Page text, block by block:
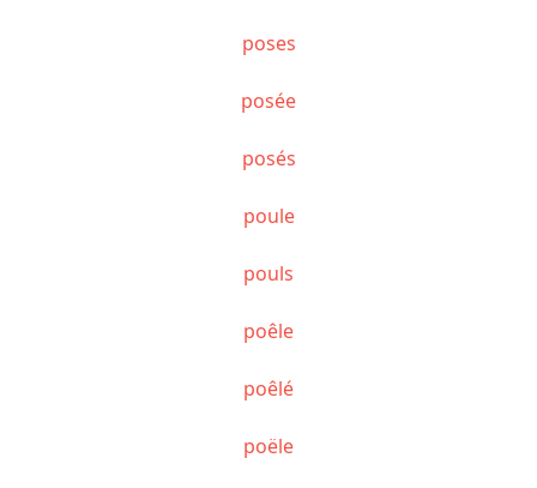
poses
posée
posés
poule
pouls
poêle
poêlé
poële